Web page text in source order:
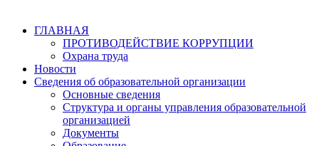
ГЛАВНАЯ
ПРОТИВОДЕЙСТВИЕ КОРРУПЦИИ
Охрана труда
Новости
Сведения об образовательной организации
Основные сведения
Структура и органы управления образовательной
организацией
Документы